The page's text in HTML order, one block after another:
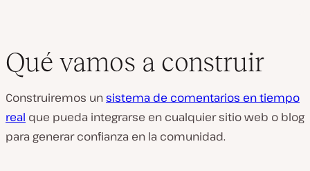
Qué vamos a construir
Construiremos unsistema de comentarios en tiempo
real que pueda integrarse en cualquier sitio web o blog
para generar confianza en la comunidad.